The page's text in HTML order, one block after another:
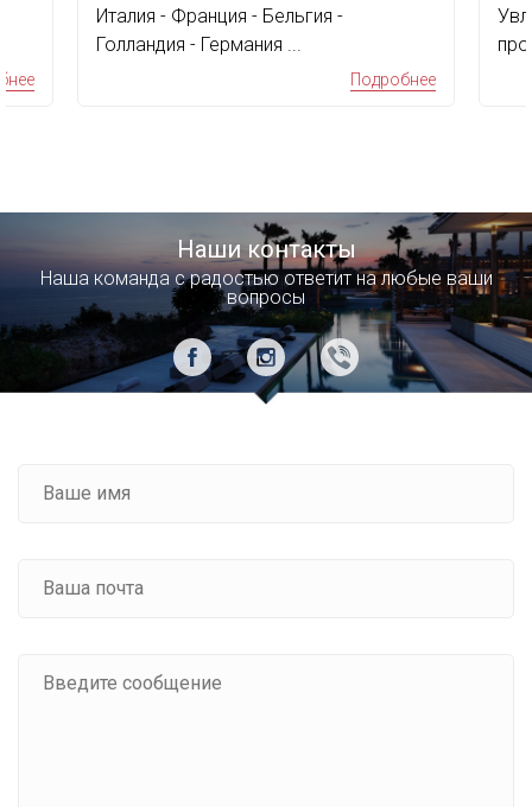
Италия - Франция - Бельгия -
Голландия - Германия ...
Подробнее
Наши контакты
Наша команда с радостью ответит на любые ваши
вопросы